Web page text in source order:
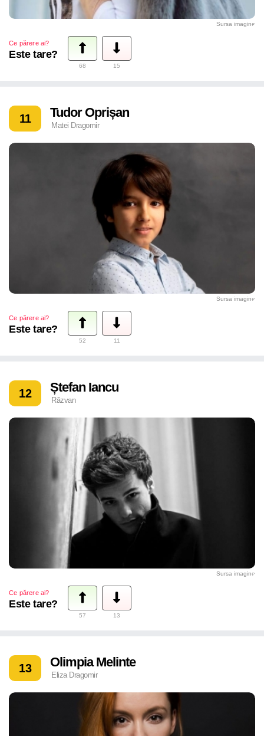
Sursa imagine
Ce părere ai?
Este tare?
68 15
11 Tudor Oprișan
Matei Dragomir
Sursa imagine
Ce părere ai?
Este tare?
52 11
12 Ștefan Iancu
Răzvan
Sursa imagine
Ce părere ai?
Este tare?
57 13
13 Olimpia Melinte
Eliza Dragomir